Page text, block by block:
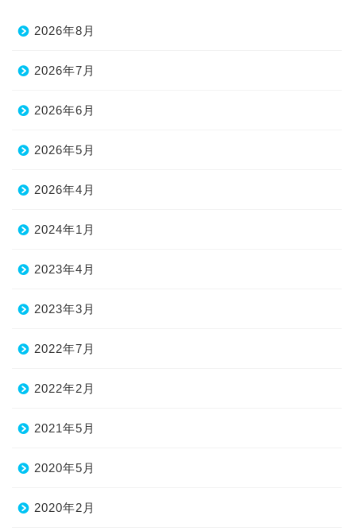
2026年8月
2026年7月
2026年6月
2026年5月
2026年4月
2024年1月
2023年4月
2023年3月
2022年7月
2022年2月
2021年5月
2020年5月
2020年2月